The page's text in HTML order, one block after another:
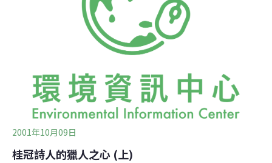
已，而更是接近那個充滿生命水源的過程。...修斯的垂釣
夢境中，充滿了值得索玩的生命隱喻：垂釣的過程正是一
次又一次向自然生命靠近的動力...(1999.3.16)
2001年10月09日
桂冠詩人的獵人之心 (上)